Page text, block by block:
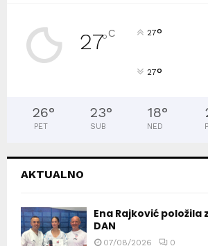
27°C 27°
27°
26°
PET
23°
SUB
18°
NED
AKTUALNO
Ena Rajković položila
DAN
07/08/2026 0